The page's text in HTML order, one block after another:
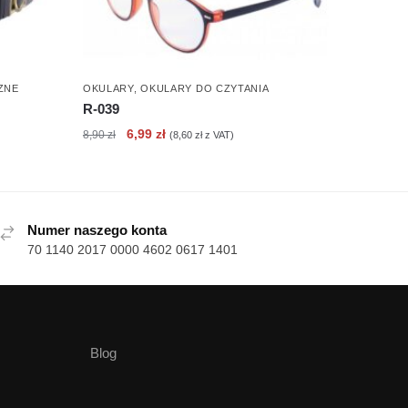
OKULARY,OKULARY DO CZYTANIA
R-039
8,90zł
Pierwotna
6,99 złAktualna
(8,60 złz VAT)
Numer naszego konta
70 1140 2017 0000 4602 0617 1401
Blog